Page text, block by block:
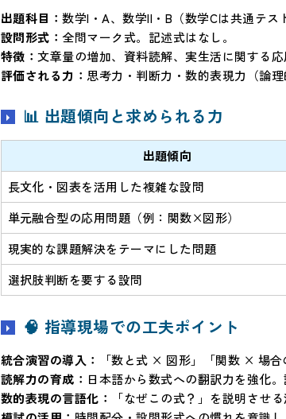
出題科目：数学I・A、数学II・B（数学Cは共通テス
設問形式：全問マーク式。記述式はなし。
特徴：文章量の増加、資料読解、実生活に関する応
評価される力： 思考力・判断力・数的表現力（論理
📊 出題傾向と求められる力
出題傾向
長文化・図表を活用した複雑な設問
単元融合型の応用問題（例：関数×図形）
現実的な課題解決をテーマにした問題
選択肢判断を要する設問
🧠 指導現場での工夫ポイント
統合演習の導入：
「数と式 × 図形」「関数 × 場合
読解力の育成： 日本語から数式への翻訳力を強化
数的表現の言語化：
「なぜこの式？」を説明させ